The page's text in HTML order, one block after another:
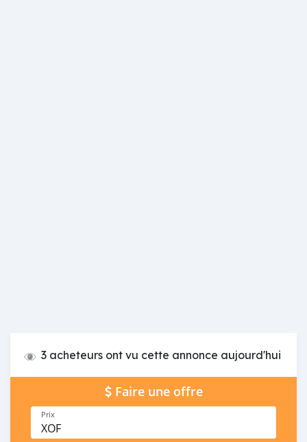
3 acheteurs ont vu cette annonce aujourd'hui
Faire une offre
Prix
XOF